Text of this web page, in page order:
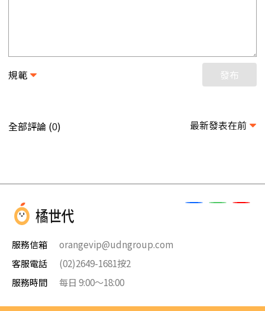
規範 發布
全部評論 (0) 最新發表在前
服務信箱
orangevip@udngroup.com
客服電話
(02)2649-1681按2
服務時間
每日 9:00～18:00